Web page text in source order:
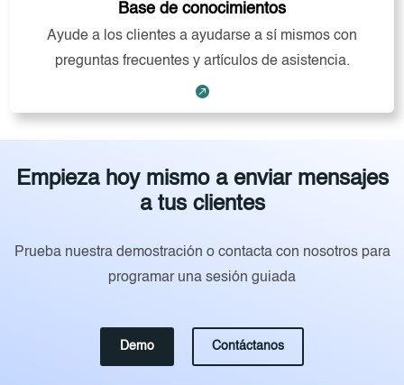
Base de conocimientos
Ayude a los clientes a ayudarse a sí mismos con
preguntas frecuentes y artículos de asistencia.

Empieza hoy mismo a enviar mensajes
a tus clientes
Prueba nuestra demostración o contacta con nosotros para
programar una sesión guiada
Demo Contáctanos